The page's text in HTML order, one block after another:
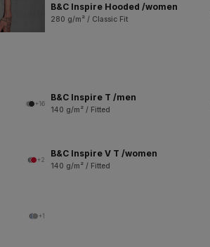
B&C Inspire Hooded /women
280 g/m² / Classic Fit
+16
B&C Inspire T /men
140 g/m² / Fitted
+2
B&C Inspire V T /women
140 g/m² / Fitted
+1